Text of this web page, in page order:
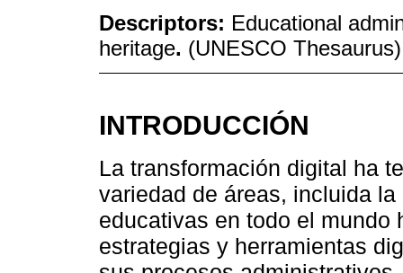
Descriptors: Educational
heritage. (UNESCO Thesaurus)
INTRODUCCIÓN
La transformación digital ha
variedad de áreas, incluida
educativas en todo el mundo
estrategias y herramientas